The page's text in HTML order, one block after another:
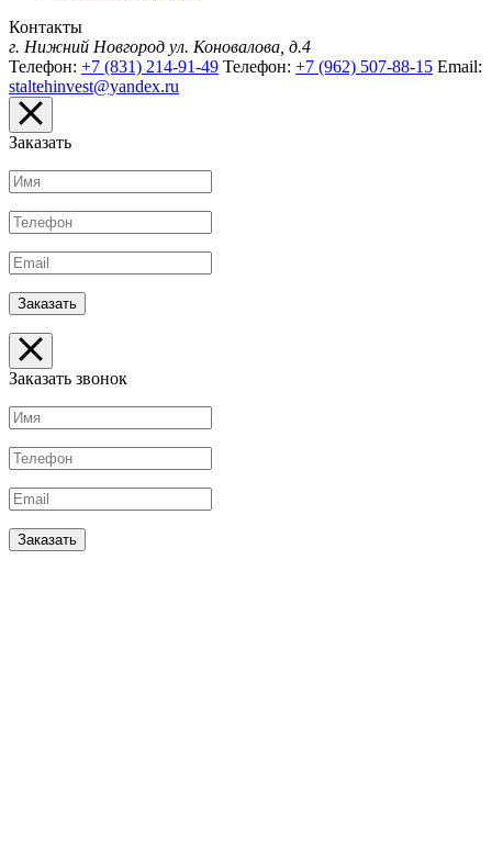
Контакты
г. Нижний Новгород ул. Коновалова, д.4
Телефон: +7 (831) 214-91-49 Телефон: +7 (962) 507-88-15 Email:
staltehinvest@yandex.ru
Заказать
Заказать звонок